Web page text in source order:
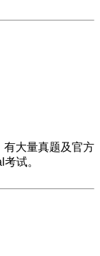
有大量真题及官方
试。